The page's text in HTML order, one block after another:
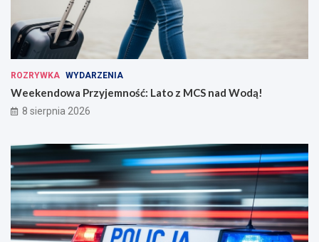
ROZRYWKA WYDARZENIA
Weekendowa Przyjemność: Lato z MCS nad Wodą!
8 sierpnia 2026